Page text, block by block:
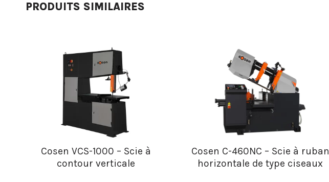
PRODUITS SIMILAIRES
Cosen VCS-1000 – Scie à
contour verticale
Cosen C-460NC – Scie à ruban
horizontale de type ciseaux